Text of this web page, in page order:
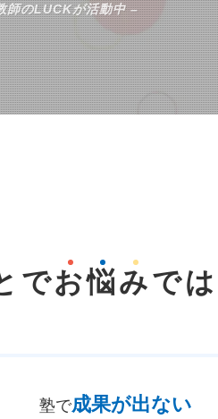
師のLUCKが活動中 –
でお悩みでは
塾で成果が出ない